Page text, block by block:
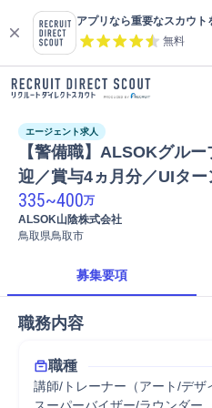
アプリなら重要なスカウト
無料
エージェント求人
【警備職】ALSOKグル
迎／賞与4ヵ月分／UIター
335~400万
ALSOK山陰株式会社
鳥取県鳥取市
募集要項
職務内容
職種
講師/トレーナー（アート/デザ